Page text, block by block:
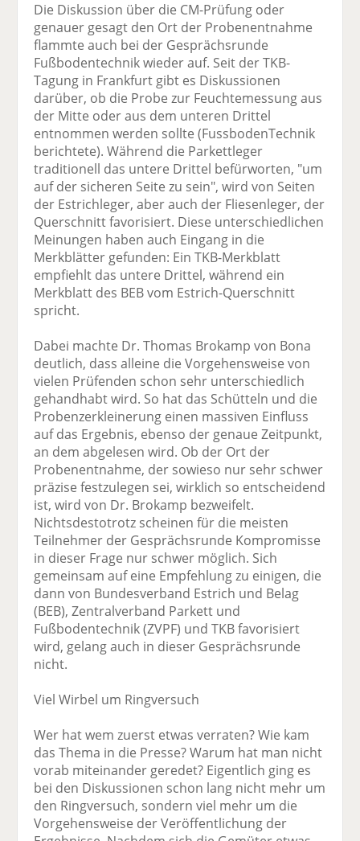
Die Diskussion über die CM-Prüfung oder
genauer gesagt den Ort der Probenentnahme
flammte auch bei der Gesprächsrunde
Fußbodentechnik wieder auf. Seit der TKB-
Tagung in Frankfurt gibt es Diskussionen
darüber, ob die Probe zur Feuchtemessung aus
der Mitte oder aus dem unteren Drittel
entnommen werden sollte (FussbodenTechnik
berichtete). Während die Parkettleger
traditionell das untere Drittel befürworten, "um
auf der sicheren Seite zu sein", wird von Seiten
der Estrichleger, aber auch der Fliesenleger, der
Querschnitt favorisiert. Diese unterschiedlichen
Meinungen haben auch Eingang in die
Merkblätter gefunden: Ein TKB-Merkblatt
empfiehlt das untere Drittel, während ein
Merkblatt des BEB vom Estrich-Querschnitt
spricht.
Dabei machte Dr. Thomas Brokamp von Bona
deutlich, dass alleine die Vorgehensweise von
vielen Prüfenden schon sehr unterschiedlich
gehandhabt wird. So hat das Schütteln und die
Probenzerkleinerung einen massiven Einfluss
auf das Ergebnis, ebenso der genaue Zeitpunkt,
an dem abgelesen wird. Ob der Ort der
Probenentnahme, der sowieso nur sehr schwer
präzise festzulegen sei, wirklich so entscheidend
ist, wird von Dr. Brokamp bezweifelt.
Nichtsdestotrotz scheinen für die meisten
Teilnehmer der Gesprächsrunde Kompromisse
in dieser Frage nur schwer möglich. Sich
gemeinsam auf eine Empfehlung zu einigen, die
dann von Bundesverband Estrich und Belag
(BEB), Zentralverband Parkett und
Fußbodentechnik (ZVPF) und TKB favorisiert
wird, gelang auch in dieser Gesprächsrunde
nicht.
Viel Wirbel um Ringversuch
Wer hat wem zuerst etwas verraten? Wie kam
das Thema in die Presse? Warum hat man nicht
vorab miteinander geredet? Eigentlich ging es
bei den Diskussionen schon lang nicht mehr um
den Ringversuch, sondern viel mehr um die
Vorgehensweise der Veröffentlichung der